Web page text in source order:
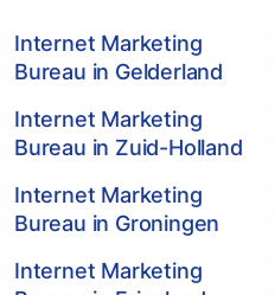
Internet Marketing
Bureau in Gelderland
Internet Marketing
Bureau in Zuid-Holland
Internet Marketing
Bureau in Groningen
Internet Marketing